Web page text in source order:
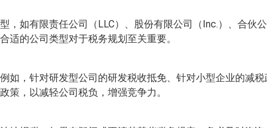
如有限责任公司（LLC）、股份有限公司（Inc.）、合伙公
适的公司类型对于税务规划至关重要。
如，针对研发型公司的研发税收抵免、针对小型企业的减
策，以减轻公司税负，增强竞争力。